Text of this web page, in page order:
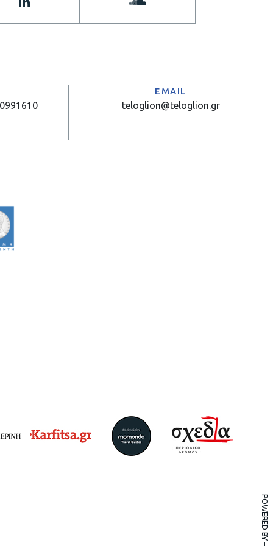
EMAIL
teloglion@teloglion.gr